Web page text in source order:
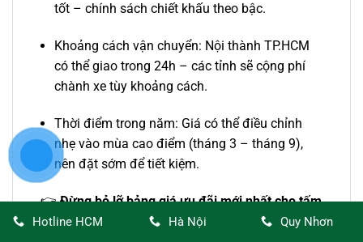
tốt – chính sách chiết khấu theo bậc.
Khoảng cách vận chuyển: Nội thành TP.HCM
có thể giao trong 24h – các tỉnh sẽ cộng phí
chành xe tùy khoảng cách.
Thời điểm trong năm: Giá có thể điều chỉnh
nhẹ vào mùa cao điểm (tháng 3 – tháng 9),
nên đặt sớm để tiết kiệm.
.👉Đừng bỏ lỡ bảng giá ưu đãi mới nhất cho tấm
Smartboard tại Nhà Xanh!
Hotline HCM Hà Nội Quy Nhơn